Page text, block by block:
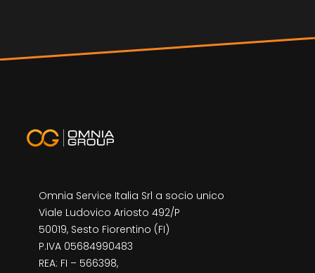
Omnia Service Italia Srl a socio unico
Viale Ludovico Ariosto 492/P
50019, Sesto Fiorentino (FI)
P.IVA 05684990483
REA: FI – 566398,